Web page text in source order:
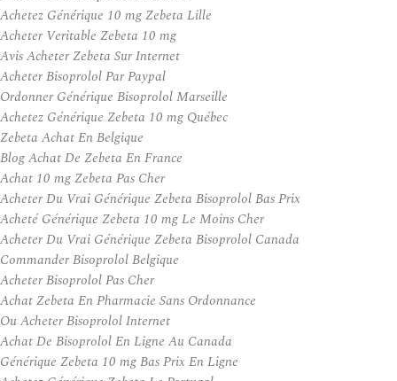
Achetez Générique 10 mg Zebeta Lille
Acheter Veritable Zebeta 10 mg
Avis Acheter Zebeta Sur Internet
Acheter Bisoprolol Par Paypal
Ordonner Générique Bisoprolol Marseille
Achetez Générique Zebeta 10 mg Québec
Zebeta Achat En Belgique
Blog Achat De Zebeta En France
Achat 10 mg Zebeta Pas Cher
Acheter Du Vrai Générique Zebeta Bisoprolol Bas Prix
Acheté Générique Zebeta 10 mg Le Moins Cher
Acheter Du Vrai Générique Zebeta Bisoprolol Canada
Commander Bisoprolol Belgique
Acheter Bisoprolol Pas Cher
Achat Zebeta En Pharmacie Sans Ordonnance
Ou Acheter Bisoprolol Internet
Achat De Bisoprolol En Ligne Au Canada
Générique Zebeta 10 mg Bas Prix En Ligne